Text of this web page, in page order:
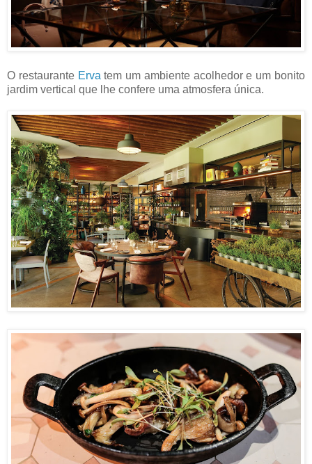
O restaurante Ervatem um ambiente acolhedor e um bonito
jardim vertical que lhe confere uma atmosfera única.